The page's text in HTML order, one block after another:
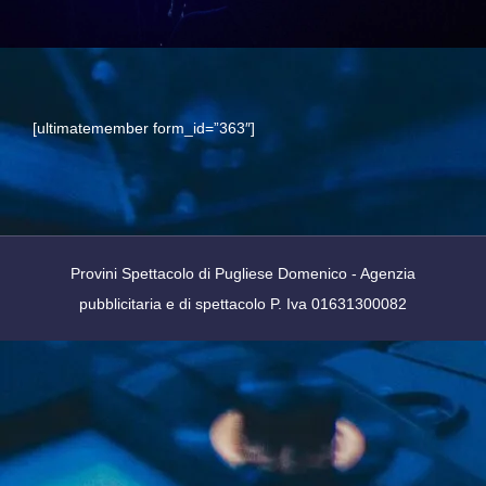
[ultimatemember form_id=”363″]
Provini Spettacolo di Pugliese Domenico - Agenzia
pubblicitaria e di spettacolo P. Iva 01631300082